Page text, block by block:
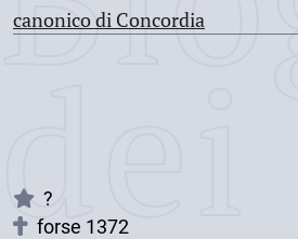
canonico di Concordia
dei
?
forse 1372